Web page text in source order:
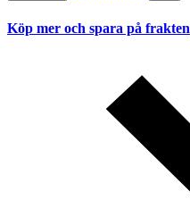
Köp mer och spara på frakten